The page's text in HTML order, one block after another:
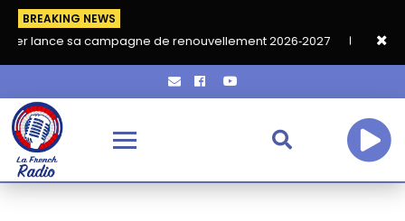
BREAKING NEWS
campagne de renouvellement 2026‑2027 Grand café de